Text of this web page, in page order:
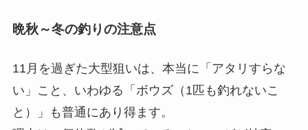
晩秋～冬の釣りの注意点
11月を過ぎた大型狙いは、本当に「アタリすらな
い」こと、いわゆる「ボウズ（1匹も釣れないこ
と）」も普通にあり得ます。